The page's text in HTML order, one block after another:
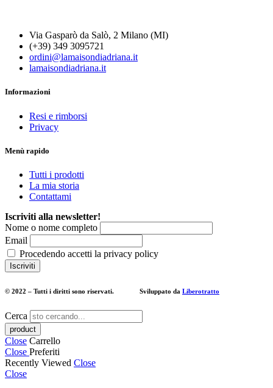
Via Gasparò da Salò, 2 Milano (MI)
(+39) 349 3095721
ordini@lamaisondiadriana.it
lamaisondiadriana.it
Informazioni
Resi e rimborsi
Privacy
Menù rapido
Tutti i prodotti
La mia storia
Contattami
Iscriviti alla newsletter!
Nome o nome completo
Email
Procedendo accetti la privacy policy
© 2022 – Tutti i diritti sono riservati. Sviluppato da Liberotratto
Cerca
Close Carrello
Close Preferiti
Recently Viewed Close
Close